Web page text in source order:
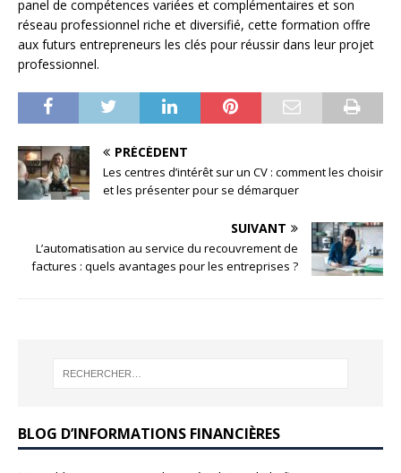
panel de compétences variées et complémentaires et son
réseau professionnel riche et diversifié, cette formation offre
aux futurs entrepreneurs les clés pour réussir dans leur projet
professionnel.
PRÉCÉDENT
Les centres d’intérêt sur un CV : comment les choisir
et les présenter pour se démarquer
SUIVANT
L’automatisation au service du recouvrement de
factures : quels avantages pour les entreprises ?
BLOG D’INFORMATIONS FINANCIÈRES